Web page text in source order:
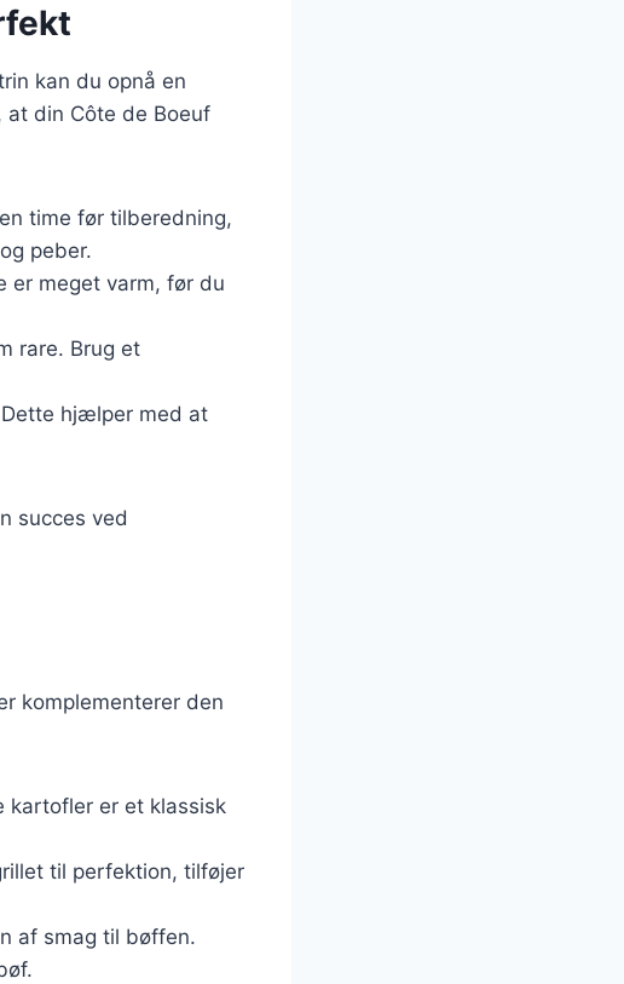
kan du opnå en
din Côte de Boeuf
time før tilberedning,
peber.
er meget varm, før du
rare. Brug et
hjælper med at
succes ved
komplementerer den
kartofler er et klassisk
til perfektion, tilføjer
af smag til bøffen.